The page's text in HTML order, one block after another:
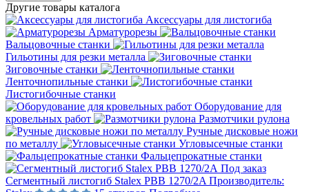
Другие товары каталога
Аксессуары для листогиба
Арматурорезы
Вальцовочные станки
Гильотины для резки металла
Зиговочные станки
Ленточнопильные станки
Листогибочные станки
Оборудование для
кровельных работ
Размотчики рулона
Ручные дисковые ножи
по металлу
Угловысечные станки
Фальцепрокатные станки
Под заказ
Сегментный листогиб Stalex PBB 1270/2A Производитель: